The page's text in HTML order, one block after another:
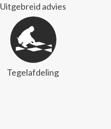
Uitgebreid advies
Tegelafdeling